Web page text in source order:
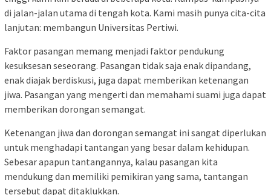
di jalan-jalan utama di tengah kota. Kami masih punya cita-cita
lanjutan: membangun Universitas Pertiwi.
Faktor pasangan memang menjadi faktor pendukung
kesuksesan seseorang. Pasangan tidak saja enak dipandang,
enak diajak berdiskusi, juga dapat memberikan ketenangan
jiwa. Pasangan yang mengerti dan memahami suami juga dapat
memberikan dorongan semangat.
Ketenangan jiwa dan dorongan semangat ini sangat diperlukan
untuk menghadapi tantangan yang besar dalam kehidupan.
Sebesar apapun tantangannya, kalau pasangan kita
mendukung dan memiliki pemikiran yang sama, tantangan
tersebut dapat ditaklukkan.